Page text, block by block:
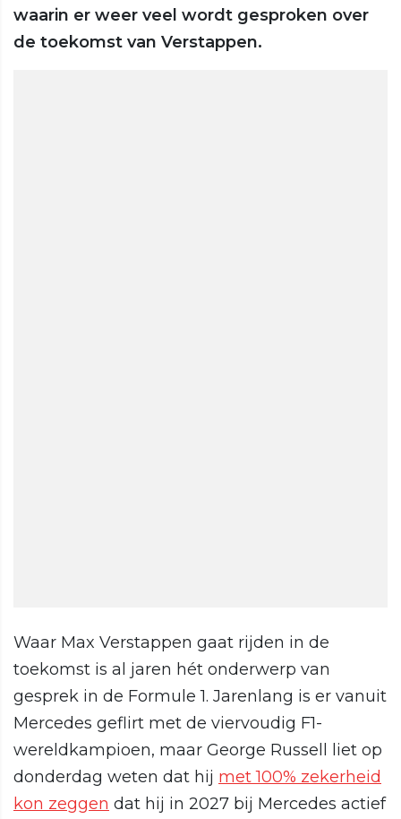
waarin er weer veel wordt gesproken over
de toekomst van Verstappen.
Waar Max Verstappen gaat rijden in de
toekomst is al jaren hét onderwerp van
gesprek in de Formule 1. Jarenlang is er vanuit
Mercedes geflirt met de viervoudig F1-
wereldkampioen, maar George Russell liet op
donderdag weten dat hij met 100% zekerheid
kon zeggen dat hij in 2027 bij Mercedes actief